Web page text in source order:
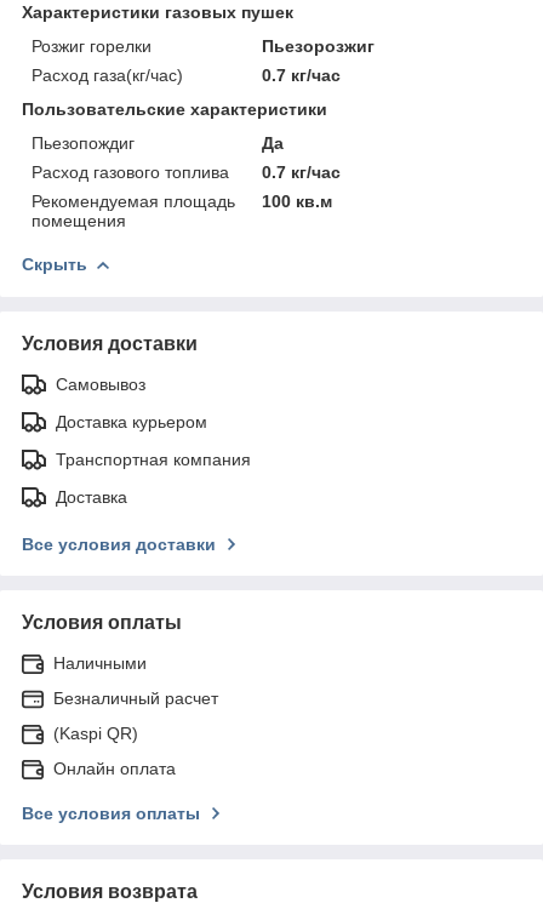
Характеристики газовых пушек
Розжиг горелки
Пьезорозжиг
Расход газа(кг/час)
0.7 кг/час
Пользовательские характеристики
Пьезопождиг
Да
Расход газового топлива
0.7 кг/час
Рекомендуемая площадь
помещения
100 кв.м
Скрыть
Условия доставки
Самовывоз
Доставка курьером
Транспортная компания
Доставка
Все условия доставки
Условия оплаты
Наличными
Безналичный расчет
(Kaspi QR)
Онлайн оплата
Все условия оплаты
Условия возврата